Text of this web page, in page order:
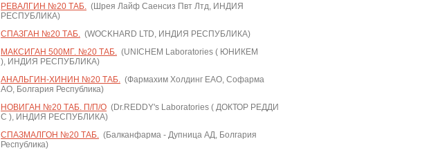
РЕВАЛГИН №20 ТАБ. (Шрея Лайф Саенсиз Пвт Лтд, ИНДИЯ
РЕСПУБЛИКА)
СПАЗГАН №20 ТАБ. (WOCKHARD LTD, ИНДИЯ РЕСПУБЛИКА)
МАКСИГАН 500МГ. №20 ТАБ. (UNICHEM Laboratories ( ЮНИКЕМ
), ИНДИЯ РЕСПУБЛИКА)
АНАЛЬГИН-ХИНИН №20 ТАБ. (Фармахим Холдинг ЕАО, Софарма
АО, Болгария Республика)
НОВИГАН №20 ТАБ. П/П/О (Dr.REDDY's Laboratories ( ДОКТОР РЕДДИ
С ), ИНДИЯ РЕСПУБЛИКА)
СПАЗМАЛГОН №20 ТАБ. (Балканфарма - Дупница АД, Болгария
Республика)